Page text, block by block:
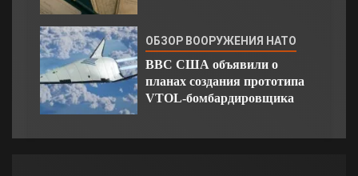
ОБЗОР ВООРУЖЕНИЯ НАТО
ВВС США объявили о
планах создания прототипа
VTOL-бомбардировщика